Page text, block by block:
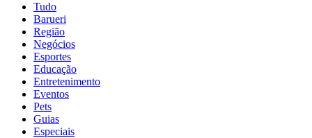
Tudo
Barueri
Região
Negócios
Esportes
Educação
Entretenimento
Eventos
Pets
Guias
Especiais